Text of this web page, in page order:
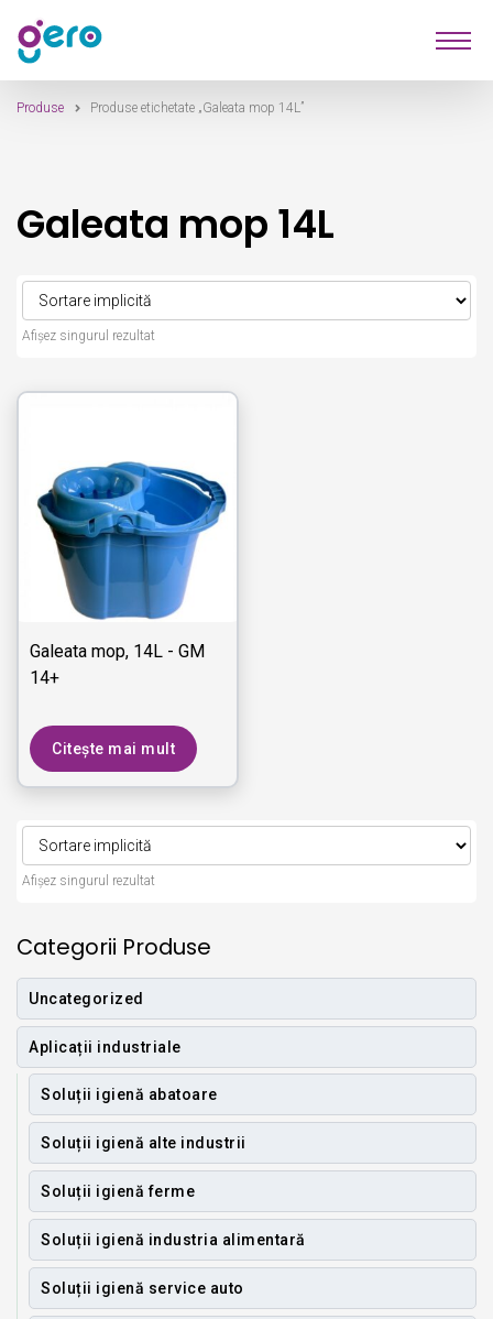
Sari
la
navigare
Sari
la
conținut
Produse
Contact
Produse Produse etichetate „Galeata mop 14L”
Galeata mop 14L
Afișez singurul rezultat
Galeata mop, 14L - GM
14+
Citește mai mult
Afișez singurul rezultat
Categorii Produse
Uncategorized
Aplicații industriale
Soluții igienă abatoare
Soluții igienă alte industrii
Soluții igienă ferme
Soluții igienă industria alimentară
Soluții igienă service auto